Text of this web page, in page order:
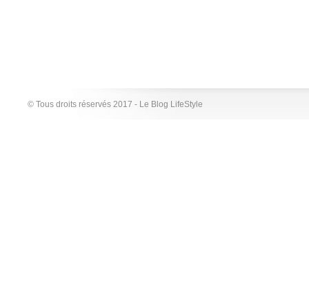
© Tous droits réservés 2017 - Le Blog LifeStyle